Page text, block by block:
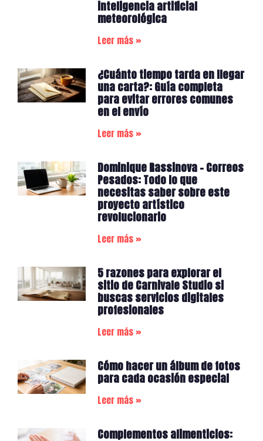
inteligencia artificial
meteorológica
Leer más »
¿Cuánto tiempo tarda en llegar
una carta?: Guía completa
para evitar errores comunes
en el envío
Leer más »
Dominique Rassinova – Correos
Pesados: Todo lo que
necesitas saber sobre este
proyecto artístico
revolucionario
Leer más »
5 razones para explorar el
sitio de Carnivale Studio si
buscas servicios digitales
profesionales
Leer más »
Cómo hacer un álbum de fotos
para cada ocasión especial
Leer más »
Complementos alimenticios: